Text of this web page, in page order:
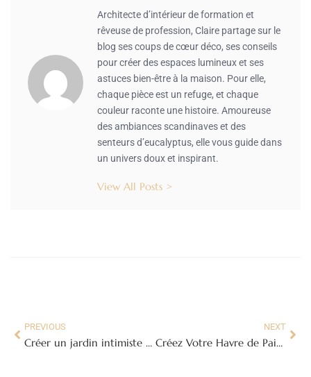
Architecte d’intérieur de formation et
rêveuse de profession, Claire partage sur le
blog ses coups de cœur déco, ses conseils
pour créer des espaces lumineux et ses
astuces bien-être à la maison. Pour elle,
chaque pièce est un refuge, et chaque
couleur raconte une histoire. Amoureuse
des ambiances scandinaves et des
senteurs d’eucalyptus, elle vous guide dans
un univers doux et inspirant.
View All Posts >
PREVIOUS
Créer un jardin intimiste grâce à une clôture bien pensée
NEXT
Créez Votre Havre de Paix : La Salle de Bain Nature Idéale